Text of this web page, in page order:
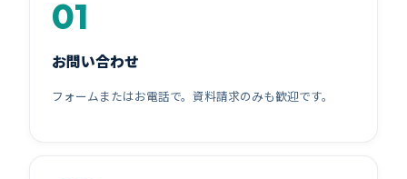
お問い合わせ
フォームまたはお電話で。資料請求のみも歓迎です。